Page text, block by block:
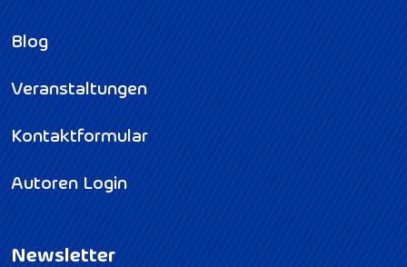
Blog
Veranstaltungen
Kontaktformular
Autoren Login
Newsletter